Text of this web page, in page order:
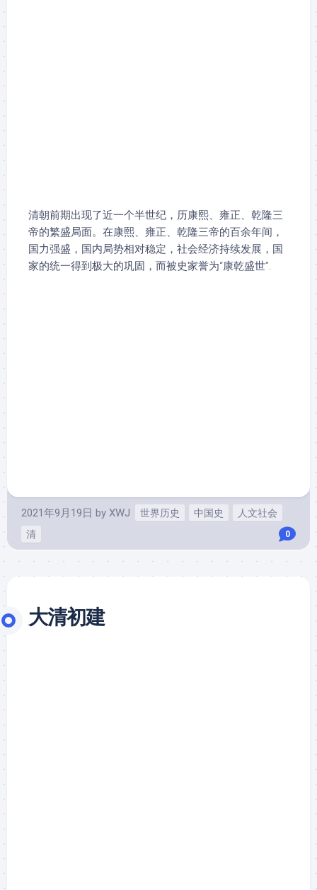
清朝前期出现了近一个半世纪，历康熙、雍正、乾隆三
帝的繁盛局面。在康熙、雍正、乾隆三帝的百余年间，
国力强盛，国内局势相对稳定，社会经济持续发展，国
家的统一得到极大的巩固，而被史家誉为“康乾盛世”.
2021年9月19日 by XWJ 世界历史 中国史
人文社会
清
0
大清初建